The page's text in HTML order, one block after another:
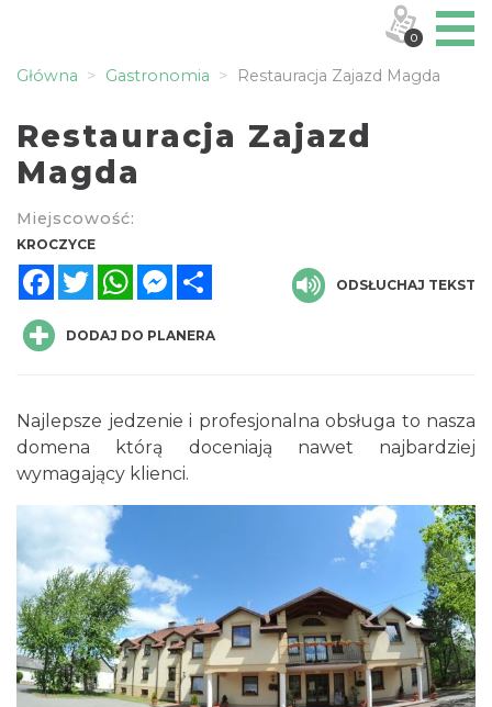
Główna Gastronomia Restauracja Zajazd Magda
Restauracja Zajazd
Magda
Miejscowość:
KROCZYCE
FacebookTwitterWhatsAppMessenger
ODSŁUCHAJ TEKST
DODAJ DO PLANERA
Najlepsze jedzenie i profesjonalna obsługa to nasza
domena którą doceniają nawet najbardziej
wymagający klienci.
0